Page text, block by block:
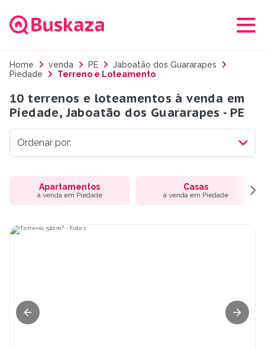
Home venda PE
Jaboatão dos Guararapes
Piedade
Terreno e Loteamento
10 terrenos e loteamentos à venda em
Piedade, Jaboatão dos Guararapes - PE
Apartamentos
à venda em Piedade
Casas
à venda em Piedade